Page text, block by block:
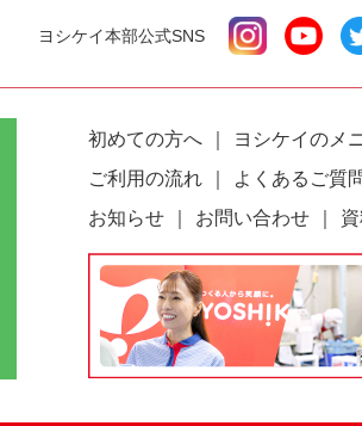
ヨシケイ本部公式SNS
初めての方へ ヨシケイのメ
ご利用の流れ
よくあるご質
お知らせ
お問い合わせ